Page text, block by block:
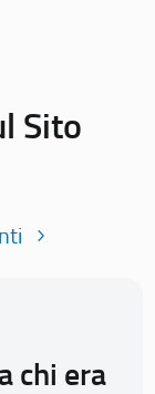
Sito
chi era